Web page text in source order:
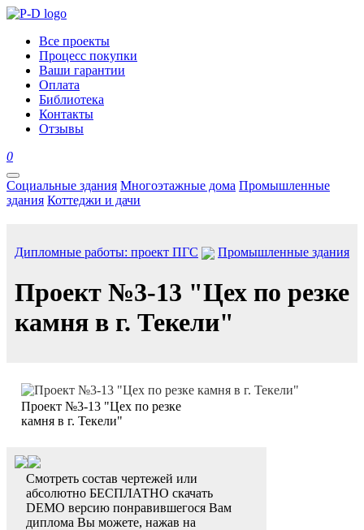
Все проекты
Процесс покупки
Ваши гарантии
Оплата
Библиотека
Контакты
Отзывы
0
Социальные здания Многоэтажные дома Промышленные
здания Коттеджи и дачи
Дипломные работы: проект ПГС Промышленные здания
Проект №3-13 "Цех по резке
камня в г. Текели"
Проект №3-13 "Цех по резке
камня в г. Текели"
Смотреть состав чертежей или
абсолютно БЕСПЛАТНО скачать
DEMO версию понравившегося Вам
диплома Вы можете, нажав на